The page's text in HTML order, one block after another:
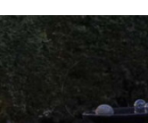
Zum
Ende
der
Bildgalerie
springen